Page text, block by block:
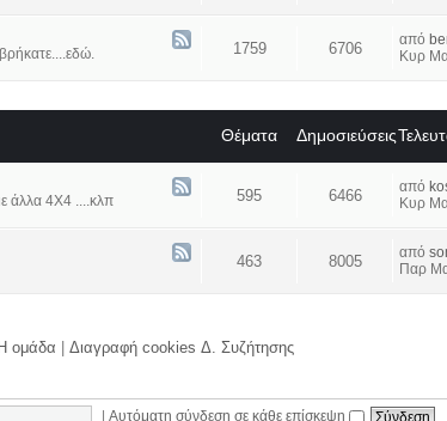
βρήκατε....εδώ. 1759 6706 από
Κυρ
Θέματα Δημοσιεύσεις
άλλα 4Χ4 ....κλπ 595 6466 από
Κυρ
463 8005 από
Παρ
Η ομάδα Διαγραφή cookies Δ. Συζήτησης
Αυτόματη σύνδεση σε κάθε επίσκεψη